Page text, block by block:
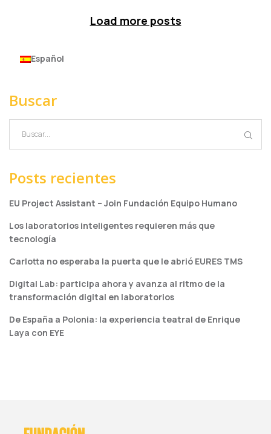
Load more posts
Español
Buscar
Posts recientes
EU Project Assistant – Join Fundación Equipo Humano
Los laboratorios inteligentes requieren más que
tecnología
Carlotta no esperaba la puerta que le abrió EURES TMS
Digital Lab: participa ahora y avanza al ritmo de la
transformación digital en laboratorios
De España a Polonia: la experiencia teatral de Enrique
Laya con EYE